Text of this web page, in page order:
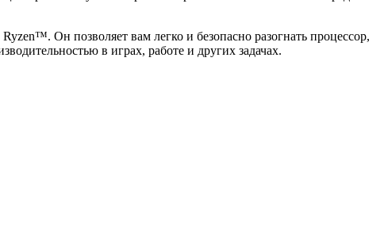
Он позволяет вам легко и безопасно разогнать процессор,
в играх, работе и других задачах.